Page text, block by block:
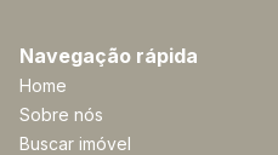
Navegação rápida
Home
Sobre nós
Buscar imóvel